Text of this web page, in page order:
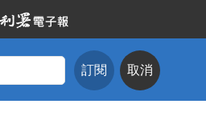
訂閱 取消